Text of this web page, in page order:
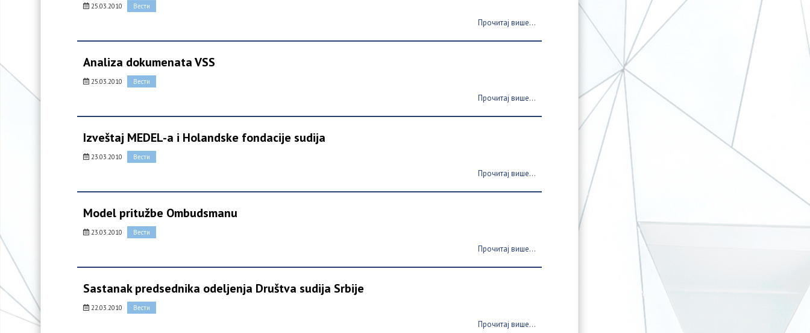
25.03.2010 Вести
Прочитај више...
Analiza dokumenata VSS
25.03.2010 Вести
Прочитај више...
Izveštaj MEDEL-a i Holandske fondacije sudija
23.03.2010 Вести
Прочитај више...
Model pritužbe Ombudsmanu
23.03.2010 Вести
Прочитај више...
Sastanak predsednika odeljenja Društva sudija Srbije
22.03.2010 Вести
Прочитај више...